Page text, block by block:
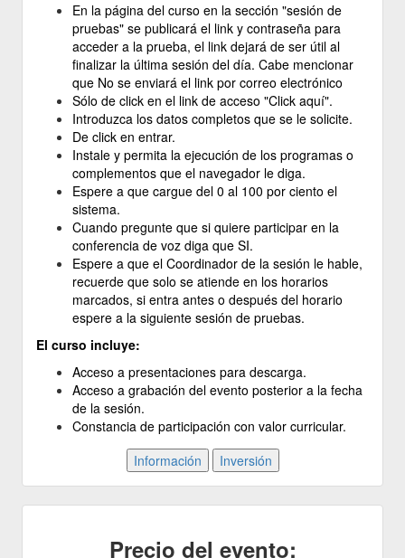
En la página del curso en la sección "sesión de
pruebas" se publicará el link y contraseña para
acceder a la prueba, el link dejará de ser útil al
finalizar la última sesión del día. Cabe mencionar
que No se enviará el link por correo electrónico
Sólo de click en el link de acceso "Click aquí".
Introduzca los datos completos que se le solicite.
De click en entrar.
Instale y permita la ejecución de los programas o
complementos que el navegador le diga.
Espere a que cargue del 0 al 100 por ciento el
sistema.
Cuando pregunte que si quiere participar en la
conferencia de voz diga que SI.
Espere a que el Coordinador de la sesión le hable,
recuerde que solo se atiende en los horarios
marcados, si entra antes o después del horario
espere a la siguiente sesión de pruebas.
El curso incluye:
Acceso a presentaciones para descarga.
Acceso a grabación del evento posterior a la fecha
de la sesión.
Constancia de participación con valor curricular.
Precio del evento: